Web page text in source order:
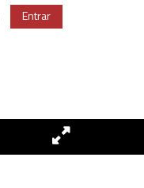
Entrar